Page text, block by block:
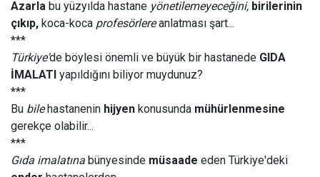
Azarla bu yüzyılda hastane yönetilemeyeceğini, birilerinin
çıkıp, koca-koca profesörlere anlatması şart...
***
Türkiye'de böylesi önemli ve büyük bir hastanede GIDA
İMALATI yapıldığını biliyor muydunuz?
***
Bu bile hastanenin hijyen konusunda mühürlenmesine
gerekçe olabilir...
***
Gıda imalatına bünyesinde müsaade eden Türkiye'deki